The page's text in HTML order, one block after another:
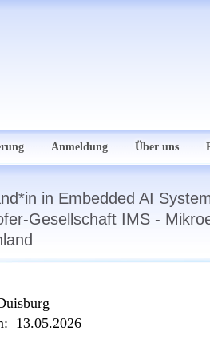
Anmeldung Über uns
in Embedded AI
Gesellschaft IMS -
13.05.2026